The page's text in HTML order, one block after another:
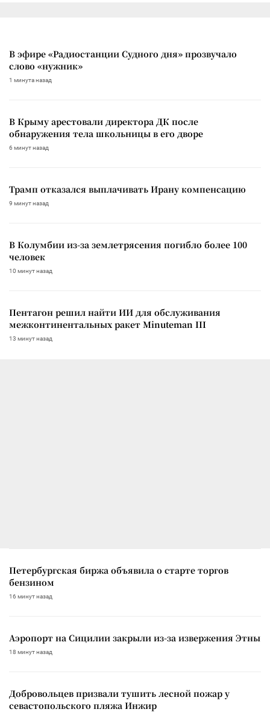
В эфире «Радиостанции Судного дня» прозвучало
слово «нужник»
1 минута назад
В Крыму арестовали директора ДК после
обнаружения тела школьницы в его дворе
6 минут назад
Трамп отказался выплачивать Ирану компенсацию
9 минут назад
В Колумбии из-за землетрясения погибло более 100
человек
10 минут назад
Пентагон решил найти ИИ для обслуживания
межконтинентальных ракет Minuteman III
13 минут назад
Петербургская биржа объявила о старте торгов
бензином
16 минут назад
Аэропорт на Сицилии закрыли из-за извержения Этны
18 минут назад
Добровольцев призвали тушить лесной пожар у
севастопольского пляжа Инжир